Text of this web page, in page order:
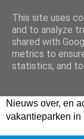
Nieuws over, en
vakantieparken in
This site uses
and to analyze
shared with
metrics to
statistics, and